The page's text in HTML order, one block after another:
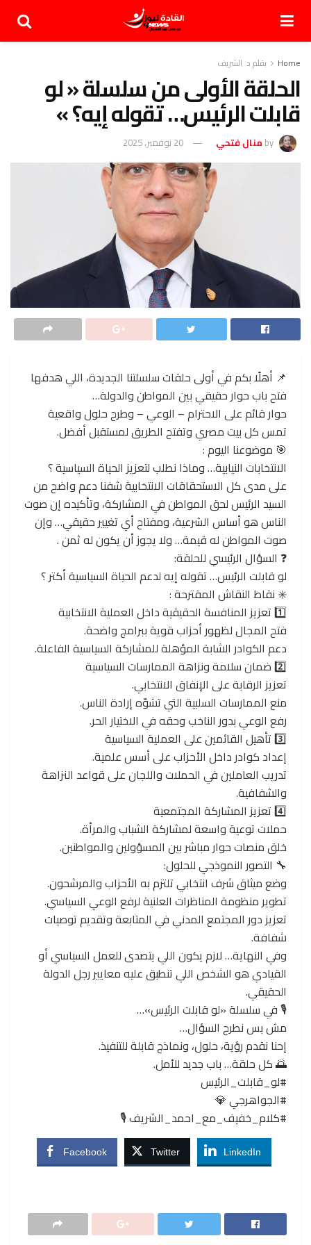
Home بقلم د. الشريف
الحلقة الأولى من سلسلة « لو
قابلت الرئيس… تقوله إيه؟ »
by منال فتحي 20 نوفمبر، 2025
📌 أهلًا بكم في أولى حلقات سلسلتنا الجديدة، اللي هدفها
فتح باب حوار حقيقي بين المواطن والدولة…
حوار قائم على الاحترام – الوعي – وطرح حلول واقعية
تمس كل بيت مصري وتفتح الطريق لمستقبل أفضل.
🎯 موضوعنا اليوم :
الانتخابات النيابية… وماذا نطلب لتعزيز الحياة السياسية ؟
على مدى كل الاستحقاقات الانتخابية شفنا دعم واضح من
السيد الرئيس لحق المواطن في المشاركة، وتأكيده إن صوت
الناس هو أساس الشرعية، ومفتاح أي تغيير حقيقي… وإن
صوت المواطن له قيمة… ولا يجوز أن يكون له ثمن .
❓ السؤال الرئيسي للحلقة:
لو قابلت الرئيس… تقوله إيه لدعم الحياة السياسية أكتر ؟
✳️ نقاط النقاش المقترحة :
1️⃣ تعزيز المنافسة الحقيقية داخل العملية الانتخابية
فتح المجال لظهور أحزاب قوية ببرامج واضحة.
دعم الكوادر الشابة المؤهلة للمشاركة السياسية الفاعلة.
2️⃣ ضمان سلامة ونزاهة الممارسات السياسية
تعزيز الرقابة على الإنفاق الانتخابي.
منع الممارسات السلبية التي تشوّه إرادة الناس.
رفع الوعي بدور الناخب وحقه في الاختيار الحر.
3️⃣ تأهيل القائمين على العملية السياسية
إعداد كوادر داخل الأحزاب على أسس علمية.
تدريب العاملين في الحملات واللجان على قواعد النزاهة
والشفافية.
4️⃣ تعزيز المشاركة المجتمعية
حملات توعية واسعة لمشاركة الشباب والمرأة.
خلق منصات حوار مباشر بين المسؤولين والمواطنين.
🔧 التصور النموذجي للحلول:
وضع ميثاق شرف انتخابي تلتزم به الأحزاب والمرشحون.
تطوير منظومة المناظرات العلنية لرفع الوعي السياسي.
تعزيز دور المجتمع المدني في المتابعة وتقديم توصيات
شفافة.
وفي النهاية… لازم يكون اللي يتصدى للعمل السياسي أو
القيادي هو الشخص اللي تنطبق عليه معايير رجل الدولة
الحقيقي.
🎙️ في سلسلة «لو قابلت الرئيس»…
مش بس نطرح السؤال…
إحنا نقدم رؤية، حلول، ونماذج قابلة للتنفيذ.
🌅 كل حلقة… باب جديد للأمل.
#لو_قابلت_الرئيس
#الجواهرجي 💎
#كلام_خفيف_مع_احمد_الشريف 🎙️
Facebook Twitter LinkedIn